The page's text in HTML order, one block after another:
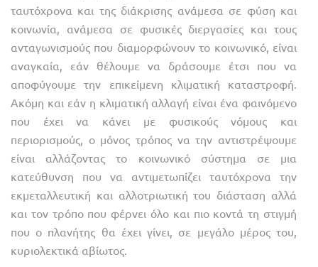
ταυτόχρονα και της διάκρισης ανάμεσα σε φύση και
κοινωνία, ανάμεσα σε φυσικές διεργασίες και τους
ανταγωνισμούς που διαμορφώνουν το κοινωνικό, είναι
αναγκαία, εάν θέλουμε να δράσουμε έτσι που να
αποφύγουμε την επικείμενη κλιματική καταστροφή.
Ακόμη και εάν η κλιματική αλλαγή είναι ένα φαινόμενο
που έχει να κάνει με φυσικούς νόμους και
περιορισμούς, ο μόνος τρόπος να την αντιστρέψουμε
είναι αλλάζοντας το κοινωνικό σύστημα σε μια
κατεύθυνση που να αντιμετωπίζει ταυτόχρονα την
εκμεταλλευτική και αλλοτριωτική του διάσταση αλλά
και τον τρόπο που φέρνει όλο και πιο κοντά τη στιγμή
που ο πλανήτης θα έχει γίνει, σε μεγάλο μέρος του,
κυριολεκτικά αβίωτος.